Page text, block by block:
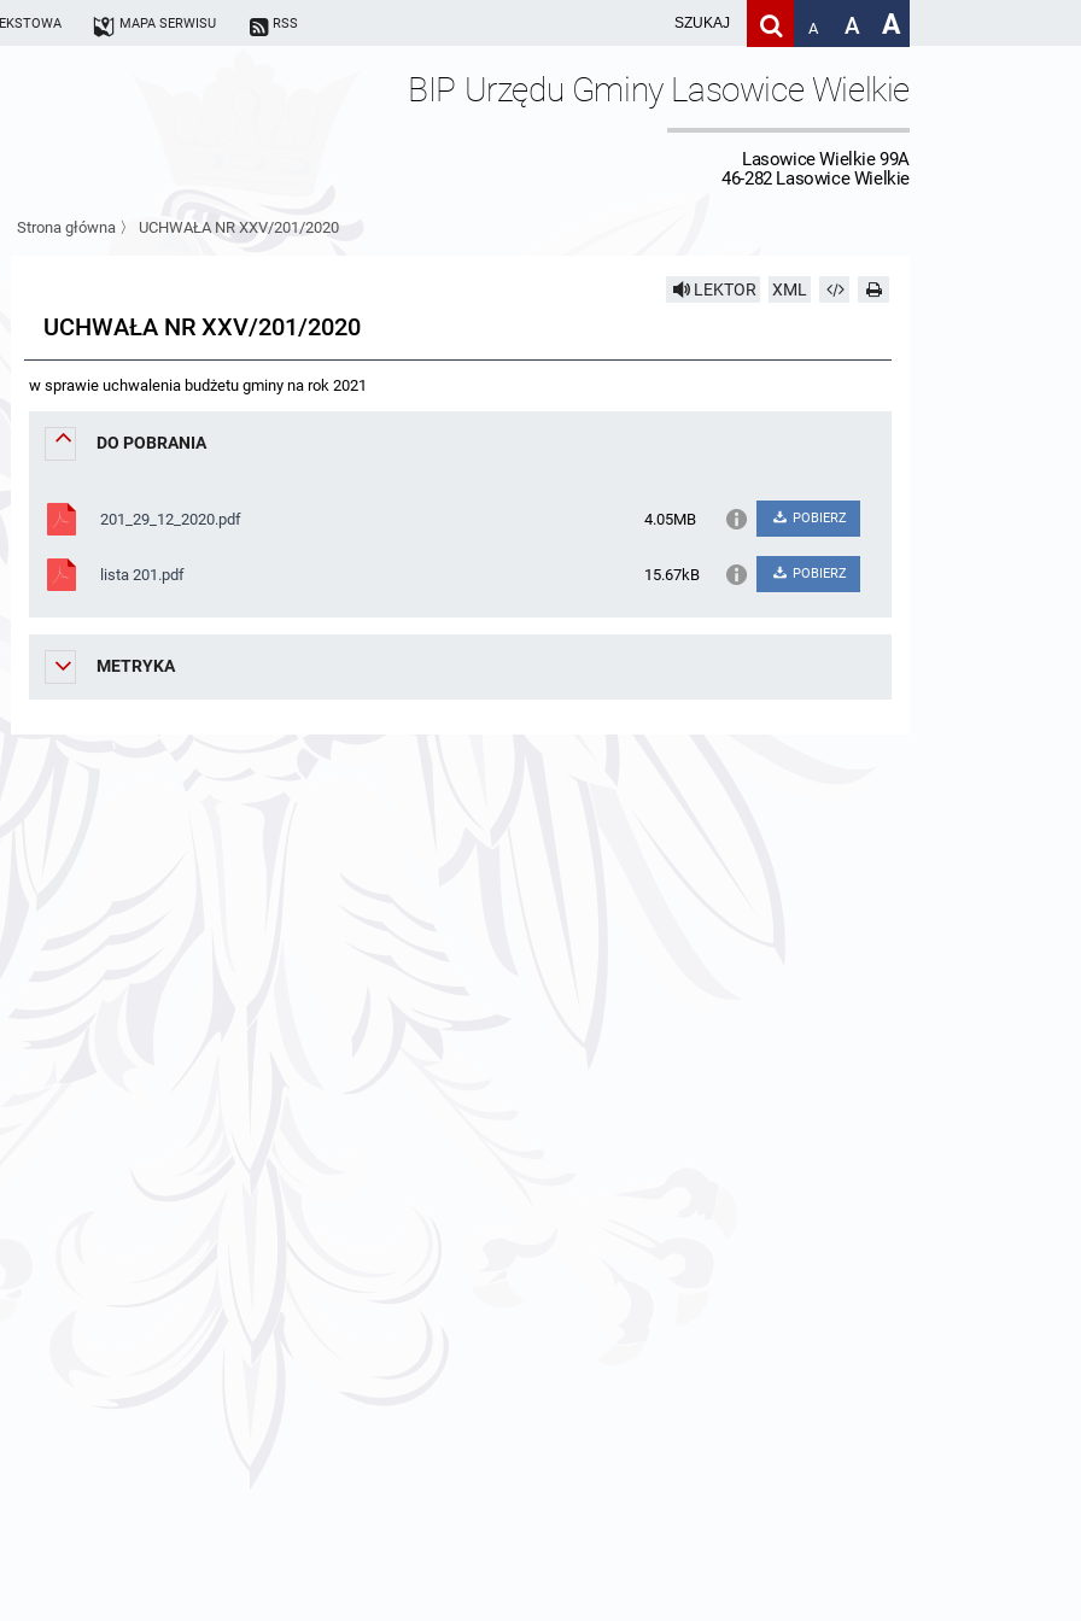
MAPA SERWISU RSS A A A
BIP Urzędu Gminy Lasowice Wielkie
Lasowice Wielkie 99A
46-282 Lasowice Wielkie
Strona główna 〉 UCHWAŁA NR XXV/201/2020
LEKTOR XML
UCHWAŁA NR XXV/201/2020
w sprawie uchwalenia budżetu gminy na rok 2021
DO POBRANIA
201_29_12_2020.pdf 4.05MB POBIERZ
lista 201.pdf 15.67kB POBIERZ
METRYKA